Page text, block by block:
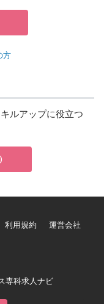
方
ルアップに役立つ
利用規約
運営会社
専科求人ナビ